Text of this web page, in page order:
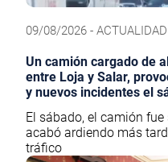
09/08/2026 - ACTUALIDAD
Un camión cargado de
entre Loja y Salar,
y nuevos incidentes el
El sábado, el camión
acabó ardiendo más
tráfico